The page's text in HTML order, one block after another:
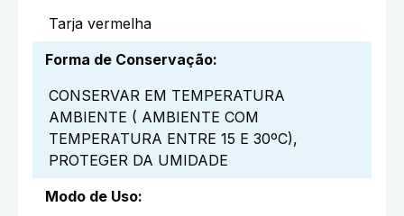
Tarja vermelha
Forma de Conservação:
CONSERVAR EM TEMPERATURA
AMBIENTE ( AMBIENTE COM
TEMPERATURA ENTRE 15 E 30ºC),
PROTEGER DA UMIDADE
Modo de Uso: